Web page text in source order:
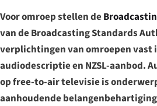
Voor omroep stellen de
van de Broadcasting Standards
verplichtingen van omroepen
audiodescriptie en NZSL-aanbod.
op free-to-air televisie is
aanhoudende